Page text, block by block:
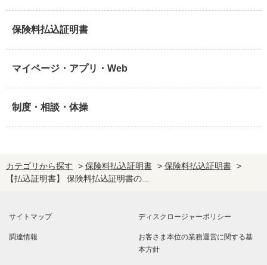
保険料払込証明書
マイページ・アプリ・Web
制度・相談・体操
カテゴリから探す > 保険料払込証明書 > 保険料払込証明書 >
【払込証明書】 保険料払込証明書の...
サイトマップ ディスクロージャーポリシー
調達情報 お客さま本位の業務運営に関する基
本方針